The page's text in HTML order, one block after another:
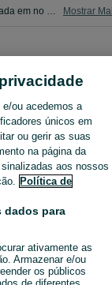
Navegue pelos últimos anúncios de Banda Desenhada em no OLX Portugal. Compre e venda produtos locais com facilidade e segurança. Mostrar
e/ou acedemos a
únicos em
ou gerir as suas
na página da
aos nossos
Política de
dados para
ativamente as
Armazenar e/ou
os públicos